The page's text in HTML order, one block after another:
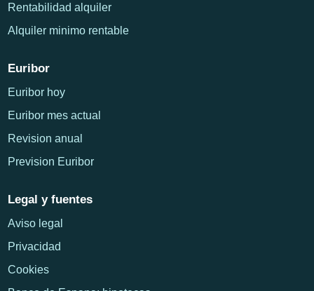
Rentabilidad alquiler
Alquiler minimo rentable
Euribor
Euribor hoy
Euribor mes actual
Revision anual
Prevision Euribor
Legal y fuentes
Aviso legal
Privacidad
Cookies